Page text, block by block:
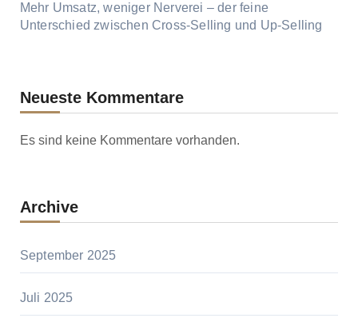
Mehr Umsatz, weniger Nerverei – der feine
Unterschied zwischen Cross-Selling und Up-Selling
Neueste Kommentare
Es sind keine Kommentare vorhanden.
Archive
September 2025
Juli 2025